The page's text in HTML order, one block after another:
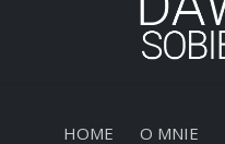
HOME O MNIE